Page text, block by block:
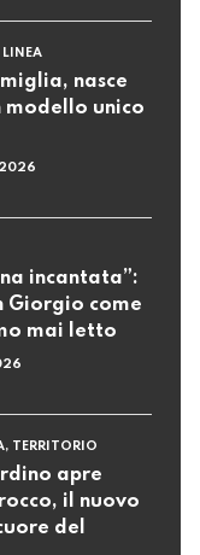
nasce
modello unico
incantata”:
Giorgio come
mai letto
TERRITORIO
apre
il nuovo
del